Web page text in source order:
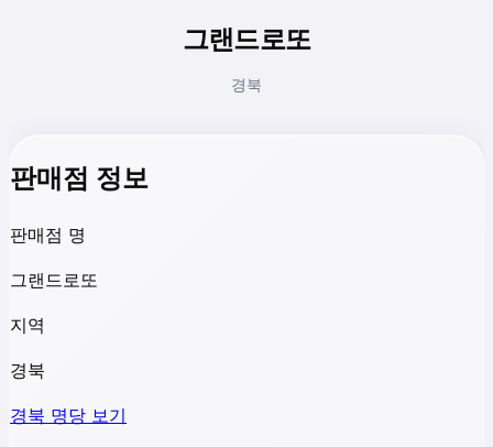
그랜드로또
경북
판매점 정보
판매점 명
그랜드로또
지역
경북
경북 명당 보기